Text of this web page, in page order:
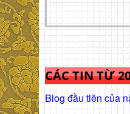
CÁC TIN TỪ
Blog đầu tiên của